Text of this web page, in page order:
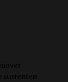
sustenten